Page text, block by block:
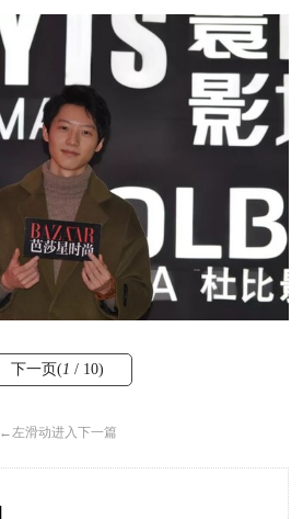
下一页(1 / 10)
←左滑动进入下一篇